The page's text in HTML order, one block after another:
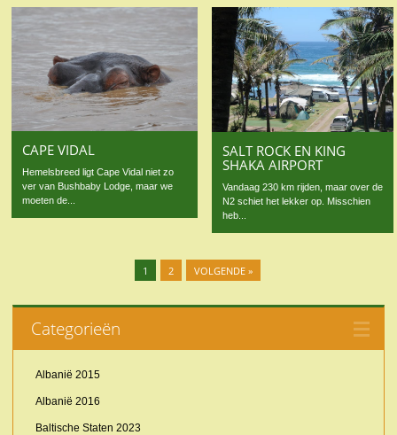
SALT ROCK EN KING
SHAKA AIRPORT
Vandaag 230 km rijden, maar over de
N2 schiet het lekker op. Misschien
heb...
CAPE VIDAL
Hemelsbreed ligt Cape Vidal niet zo
ver van Bushbaby Lodge, maar we
moeten de...
1 2 VOLGENDE »
Categorieën
Albanië 2015
Albanië 2016
Baltische Staten 2023